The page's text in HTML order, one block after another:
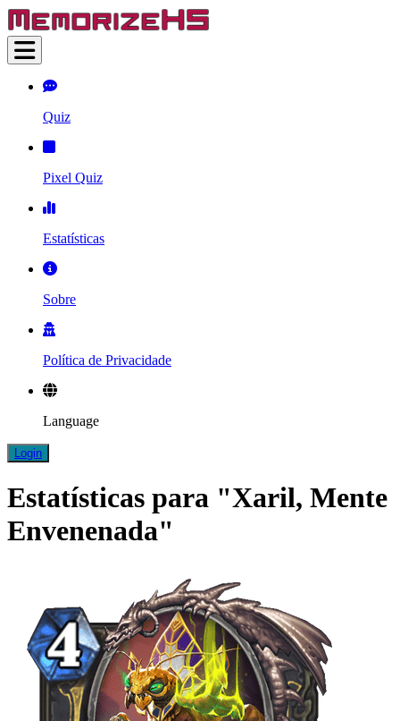
Quiz
Pixel Quiz
Estatísticas
Sobre
Política de Privacidade
Language
Login
Estatísticas para "Xaril, Mente
Envenenada"